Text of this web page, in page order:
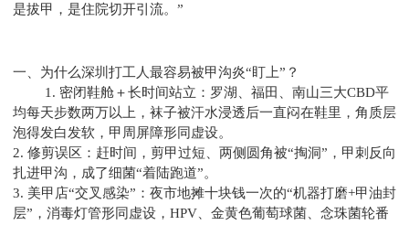
是拔甲，是住院切开引流。”
一、为什么深圳打工人最容易被甲沟炎“盯上”？
1. 密闭鞋舱＋长时间站立：罗湖、福田、南山三大CBD平
均每天步数两万以上，袜子被汗水浸透后一直闷在鞋里，角质层
泡得发白发软，甲周屏障形同虚设。
2. 修剪误区：赶时间，剪甲过短、两侧圆角被“掏洞”，甲刺反向
扎进甲沟，成了细菌“着陆跑道”。
3. 美甲店“交叉感染”：夜市地摊十块钱一次的“机器打磨+甲油封
层”，消毒灯管形同虚设，HPV、金黄色葡萄球菌、念珠菌轮番